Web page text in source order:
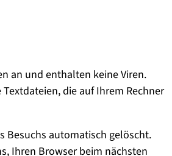
an und enthalten keine Viren.
die auf Ihrem Rechner
Besuchs automatisch gelöscht.
Ihren Browser beim nächsten